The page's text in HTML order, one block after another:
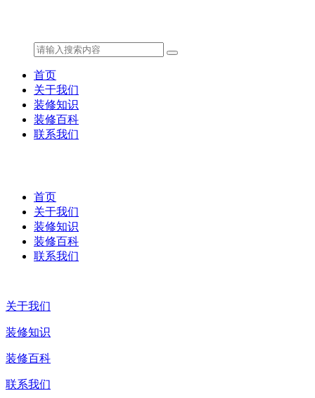
首页
关于我们
装修知识
装修百科
联系我们
首页
关于我们
装修知识
装修百科
联系我们
关于我们
装修知识
装修百科
联系我们